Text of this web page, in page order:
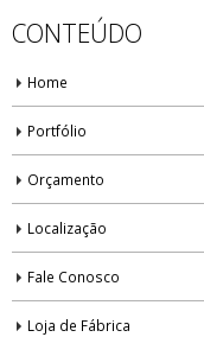
CONTEÚDO
Home
Portfólio
Orçamento
Localização
Fale Conosco
Loja de Fábrica